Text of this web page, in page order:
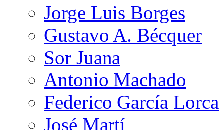
Jorge Luis Borges
Gustavo A. Bécquer
Sor Juana
Antonio Machado
Federico García Lorca
José Martí